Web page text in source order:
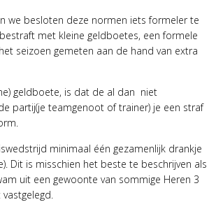
we besloten deze normen iets formeler te
met kleine geldboetes, een formele
seizoen gemeten aan de hand van extra
geldboete, is dat de al dan niet
partij(je teamgenoot of trainer) je een straf
minimaal één gezamenlijk drankje
Dit is misschien het beste te beschrijven als
uit een gewoonte van sommige Heren 3